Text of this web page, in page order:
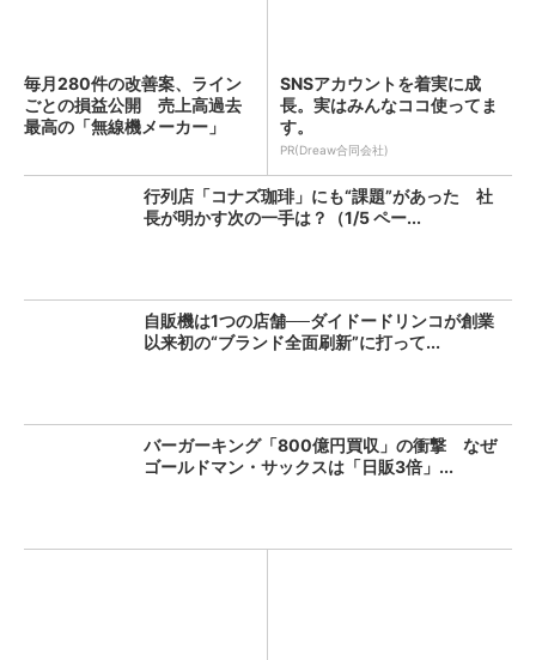
毎月280件の改善案、ライン
ごとの損益公開 売上高過去
最高の「無線機メーカー」
SNSアカウントを着実に成
長。実はみんなココ使ってま
す。
PR(Dreaw合同会社)
行列店「コナズ珈琲」にも“課題”があった 社
長が明かす次の一手は？（1/5 ペー...
自販機は1つの店舗──ダイドードリンコが創業
以来初の“ブランド全面刷新”に打って...
バーガーキング「800億円買収」の衝撃 なぜ
ゴールドマン・サックスは「日販3倍」...